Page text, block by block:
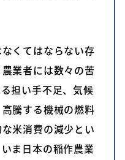
くてはならない存
業者には数々の苦
担い手不足、気候
騰する機械の燃料
米消費の減少とい
ま日本の稲作農業